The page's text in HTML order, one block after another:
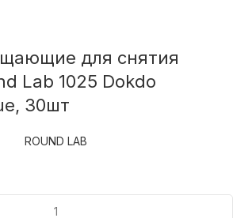
для снятия
Lab 1025 Dokdo
30шт
ROUND LAB